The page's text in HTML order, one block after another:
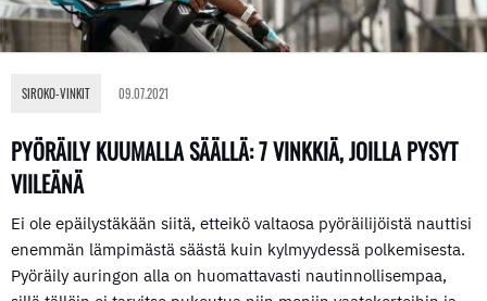
PYÖRÄILY KUUMALLA SÄÄLLÄ: 7 VINKKIÄ, JOILLA PYSYT
VIILEÄNÄ
SIROKO-VINKIT 09.07.2021
Ei ole epäilystäkään siitä, etteikö valtaosa pyöräilijöistä nauttisi
enemmän lämpimästä säästä kuin kylmyydessä polkemisesta.
Pyöräily auringon alla on huomattavasti nautinnollisempaa,